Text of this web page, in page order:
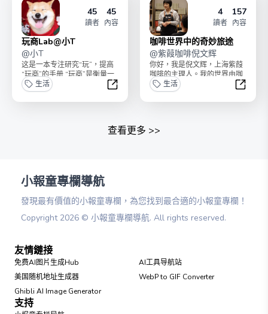
45
讀者
45
內容
玩商Lab@小T
@小T
这是一本专注研究“玩”，提高
“玩商”的手册 “玩商”是衡量一
个人对休闲时光的适应能力和
享受程度的指...
生活
玩商Lab@小T
4
讀者
157
內容
咖啡世界中的奇妙旅途
@紫葭咖啡倪文辉
你好，我是倪文辉，上海紫葭
咖啡的主理人。我的世界由咖
啡以及与咖啡相关的事件组
成，这让我的生活变得纯粹...
生活
咖啡
查看更多 >>
小報童專欄導航
發現最有價值的小報童專欄，為您找到最合適的小報童專欄！
Copyright 2026 © 小報童專欄導航. All rights reserved.
友情鏈接
免费AI图片生成Hub
AI工具导航站
美国随机地址生成器
WebP to GIF Converter
Ghibli AI Image Generator
支持